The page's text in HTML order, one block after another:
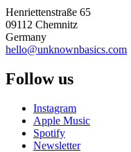
Henriettenstraße 65
09112 Chemnitz
Germany
hello@unknownbasics.com
Follow us
Instagram
Apple Music
Spotify
Newsletter